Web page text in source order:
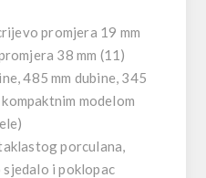
promjera 19 mm
38 mm (11)
485 mm dubine, 345
modelom
porculana,
i poklopac